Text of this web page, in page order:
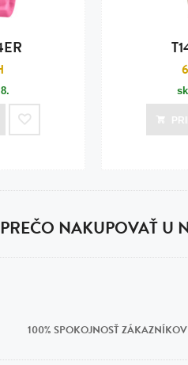
PREČO NAKUPOVAŤ U
100% SPOKOJNOSŤ ZÁKAZNÍKOV